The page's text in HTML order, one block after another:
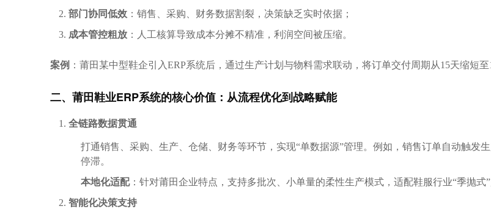
部门协同低效 ：销售、采购、财务数据割裂，决策缺乏实时依据；
成本管控粗放 ：人工核算导致成本分摊不精准，利润空间被压缩。
案例 ：莆田某中型鞋企引入ERP系统后，通过生产计划与物料需求联动，将订单交付周期从15天缩短
二、莆田鞋业ERP系统的核心价值：从流程优化到战略赋能
全链路数据贯通
打通销售、采购、生产、仓储、财务等环节，实现“单数据源”管理。例如，销售订单自动触发
停滞。
本地化适配：针对莆田企业特点，支持多批次、小单量的柔性生产模式，适配鞋服行业“季抛式”
智能化决策支持